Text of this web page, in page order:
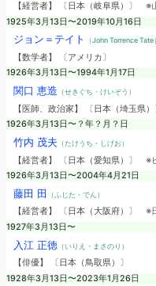
【経営者】 〔日本（岐阜県）〕 ※
1925年3月13日〜2019年10月16日
ジョン＝テイト （John Torrence Tate）
【数学者】 〔アメリカ〕
1926年3月13日〜1994年1月17日
関口 恵造 （せきぐち・けいぞう）
【医師、政治家】 〔日本（埼玉県）
1926年3月13日〜？年？月？日
竹内 茂夫 （たけうち・しげお）
【経営者】 〔日本（愛知県）〕 ※
1926年3月13日〜2004年4月21日
藤田 田 （ふじた・でん）
【経営者】 〔日本（大阪府）〕 ※
1927年3月13日〜
入江 正徳（いりえ・まさのり）
【俳優】 〔日本（鳥取県）〕
1928年3月13日〜2023年1月26日